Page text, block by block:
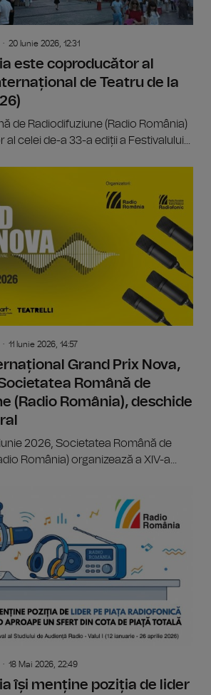
20 Iunie 2026, 12:31
este coproducător al
de Teatru de la
de Radiodifuziune (Radio România)
celei de-a 33-a ediții a Festivalului...
11 Iunie 2026, 14:57
Grand Prix Nova,
Română de
(Radio România), deschide
2026, Societatea Română de
România) organizează a XIV-a...
18 Mai 2026, 22:49
își menține poziția de lider